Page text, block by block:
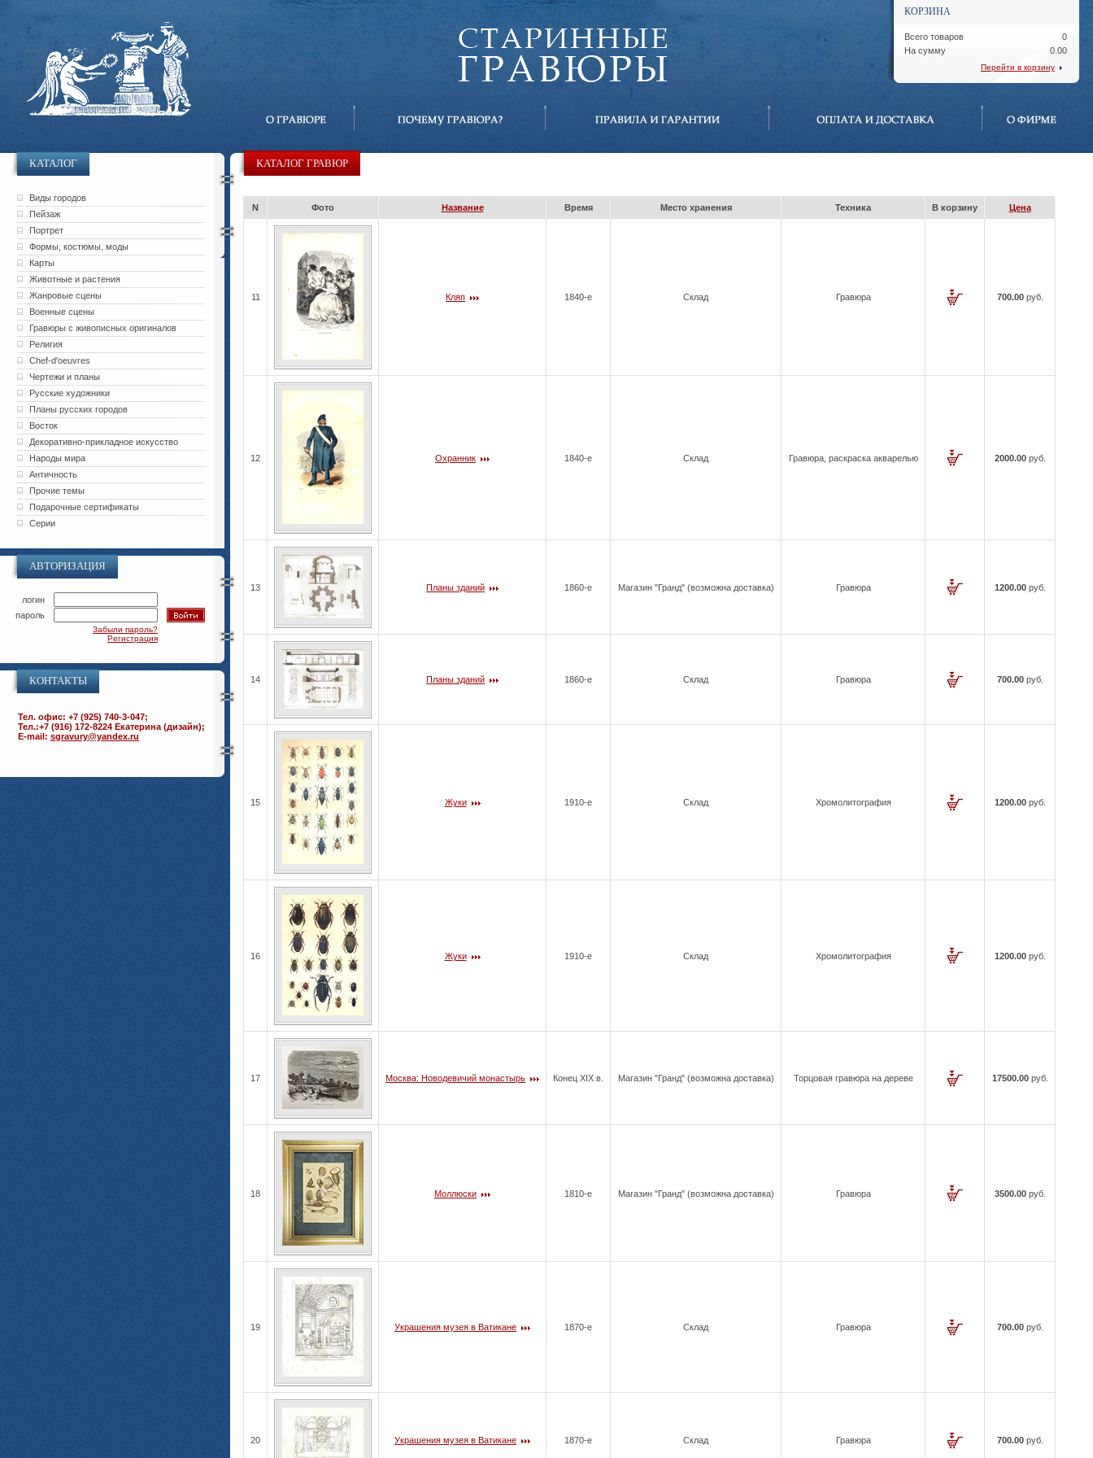
КОРЗИНА
Всего товаров
На сумму
0
0.00
Перейти в корзину
КАТАЛОГ
Виды городов
Пейзаж
Портрет
Формы, костюмы, моды
Карты
Животные и растения
Жанровые сцены
Военные сцены
Гравюры с живописных оригиналов
Религия
Chef-d'oeuvres
Чертежи и планы
Русские художники
Планы русских городов
Восток
Декоративно-прикладное искусство
Народы мира
Античность
Прочие темы
Подарочные сертификаты
Серии
АВТОРИЗАЦИЯ
логин
пароль
Забыли пароль?
Регистрация
КОНТАКТЫ
Тел. офис: +7 (925) 740-3-047;
Тел.:+7 (916) 172-8224 Екатерина (дизайн);
E-mail: sgravury@yandex.ru
КАТАЛОГ ГРАВЮР
N Фото Название Время Место хранения Техника В корзину Цена
11 Кляп 1840-е Склад Гравюра 700.00руб.
12 Охранник 1840-е Склад Гравюра, раскраска акварелью 2000.00руб.
13 Планы зданий 1860-е Магазин "Гранд" (возможна доставка) Гравюра 1200.00руб.
14 Планы зданий 1860-е Склад Гравюра 700.00руб.
15 Жуки 1910-е Склад Хромолитография 1200.00руб.
16 Жуки 1910-е Склад Хромолитография 1200.00руб.
17 Москва: Новодевичий монастырь Конец ХIХ в. Магазин "Гранд" (возможна доставка) Торцовая гравюра на дереве 17500.00руб.
18 Моллюски 1810-е Магазин "Гранд" (возможна доставка) Гравюра 3500.00руб.
19 Украшения музея в Ватикане 1870-е Склад Гравюра 700.00руб.
20 Украшения музея в Ватикане 1870-е Склад Гравюра 700.00руб.